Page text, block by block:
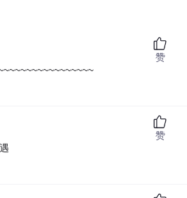
赞
赞